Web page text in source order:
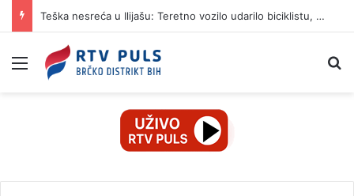
Teška nesreća u Ilijašu: Teretno vozilo udarilo biciklistu, 75-godišnjak zadržan u bolnici
Izbornik